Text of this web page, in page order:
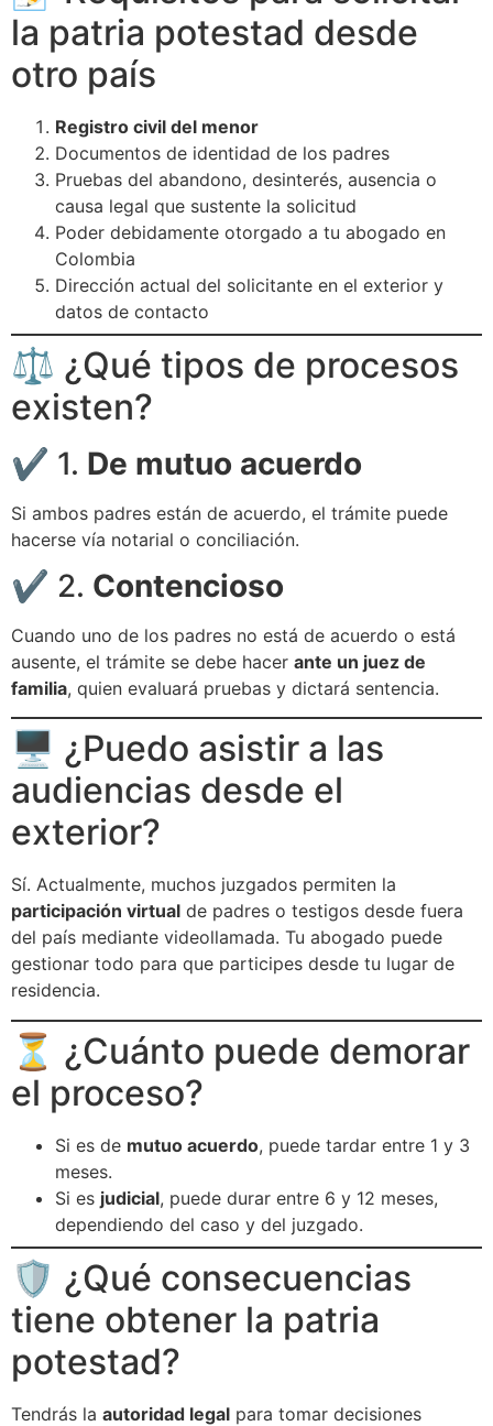
la patria potestad desde
otro país
Registro civil del menor
Documentos de identidad de los padres
Pruebas del abandono, desinterés, ausencia o
causa legal que sustente la solicitud
Poder debidamente otorgado a tu abogado en
Colombia
Dirección actual del solicitante en el exterior y
datos de contacto
⚖️ ¿Qué tipos de procesos
existen?
✔️ 1. De mutuo acuerdo
Si ambos padres están de acuerdo, el trámite puede
hacerse vía notarial o conciliación.
✔️ 2. Contencioso
Cuando uno de los padres no está de acuerdo o está
ausente, el trámite se debe hacer ante un juez de
familia, quien evaluará pruebas y dictará sentencia.
🖥️ ¿Puedo asistir a las
audiencias desde el
exterior?
Sí. Actualmente, muchos juzgados permiten la
participación virtual de padres o testigos desde fuera
del país mediante videollamada. Tu abogado puede
gestionar todo para que participes desde tu lugar de
residencia.
⏳ ¿Cuánto puede demorar
el proceso?
Si es de mutuo acuerdo, puede tardar entre 1 y 3
meses.
Si es judicial, puede durar entre 6 y 12 meses,
dependiendo del caso y del juzgado.
🛡️ ¿Qué consecuencias
tiene obtener la patria
potestad?
Tendrás la autoridad legal para tomar decisiones